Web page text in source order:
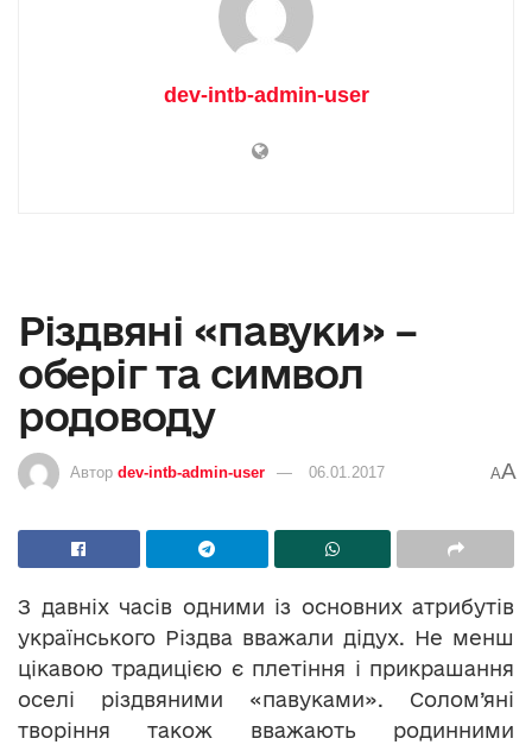
dev-intb-admin-user
Різдвяні «павуки» –
оберіг та символ
родоводу
Автор dev-intb-admin-user 06.01.2017 AA
З давніх часів одними із основних атрибутів
українського Різдва вважали дідух. Не менш
цікавою традицією є плетіння і прикрашання
оселі різдвяними «павуками». Солом’яні
творіння також вважають родинними